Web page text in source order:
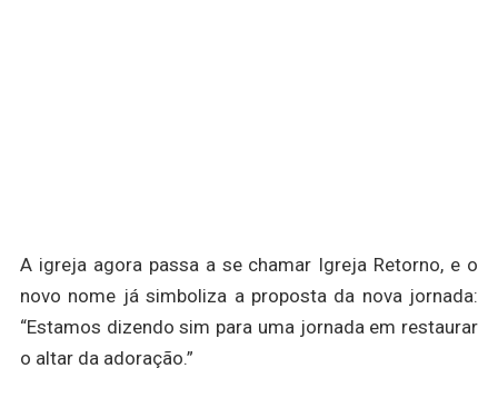
A igreja agora passa a se chamar Igreja Retorno, e o
novo nome já simboliza a proposta da nova jornada:
“Estamos dizendo sim para uma jornada em restaurar
o altar da adoração.”